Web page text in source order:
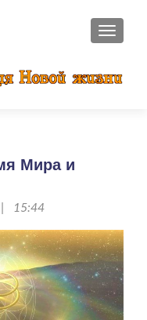
Мира и
| 15:44